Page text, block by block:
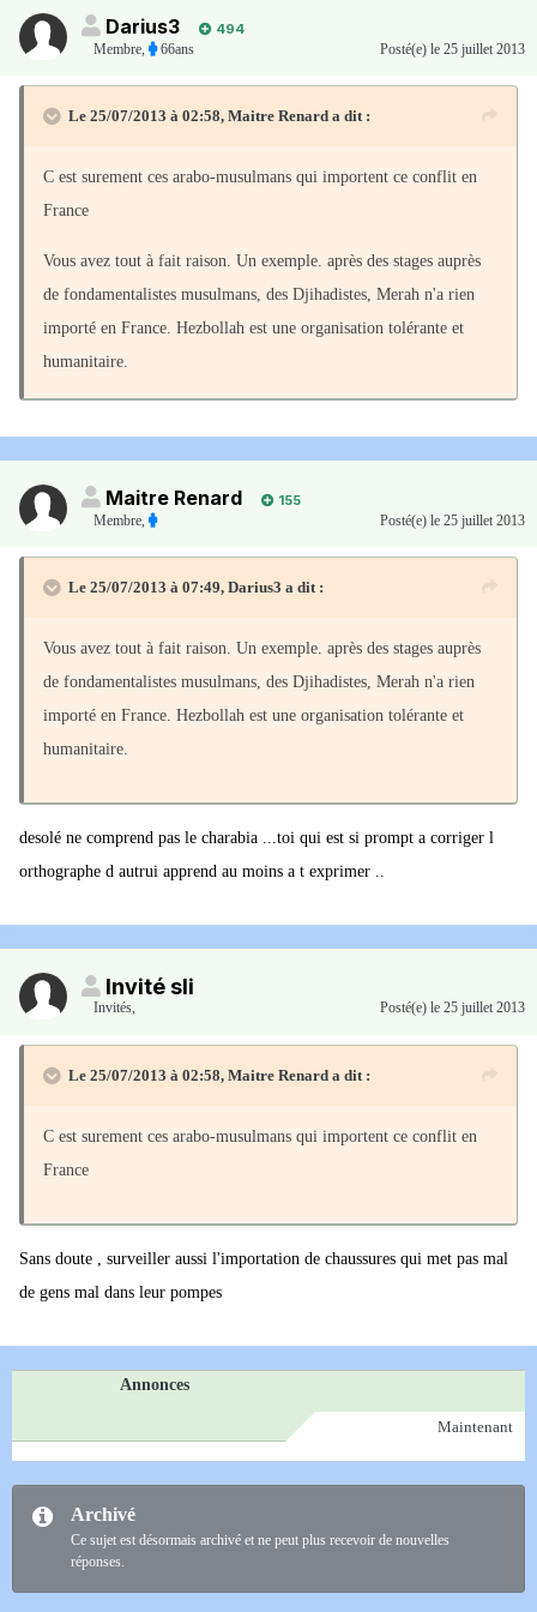
Darius3
494
Membre, 66ans Posté(e) le 25 juillet 2013
Le 25/07/2013 à 02:58, Maitre Renard a dit :
C est surement ces arabo-musulmans qui importent ce conflit en
France
Vous avez tout à fait raison. Un exemple. après des stages auprès
de fondamentalistes musulmans, des Djihadistes, Merah n'a rien
importé en France. Hezbollah est une organisation tolérante et
humanitaire.
Maitre Renard
155
Membre, Posté(e) le 25 juillet 2013
Le 25/07/2013 à 07:49, Darius3 a dit :
Vous avez tout à fait raison. Un exemple. après des stages auprès
de fondamentalistes musulmans, des Djihadistes, Merah n'a rien
importé en France. Hezbollah est une organisation tolérante et
humanitaire.
desolé ne comprend pas le charabia ...toi qui est si prompt a corriger l
orthographe d autrui apprend au moins a t exprimer ..
Invité sli
Invités, Posté(e) le 25 juillet 2013
Le 25/07/2013 à 02:58, Maitre Renard a dit :
C est surement ces arabo-musulmans qui importent ce conflit en
France
Sans doute , surveiller aussi l'importation de chaussures qui met pas mal
de gens mal dans leur pompes
Annonces
Maintenant
Archivé
Ce sujet est désormais archivé et ne peut plus recevoir de nouvelles
réponses.